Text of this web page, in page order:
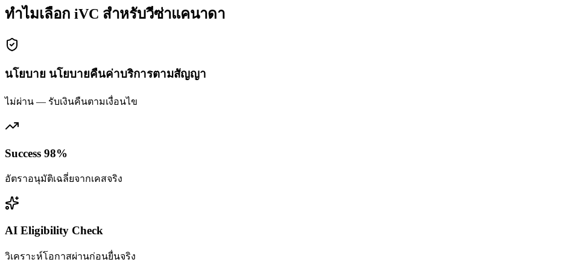
ทำไมเลือก iVC สำหรับวีซ่าแคนาดา
นโยบาย นโยบายคืนค่าบริการตามสัญญา
ไม่ผ่าน — รับเงินคืนตามเงื่อนไข
Success 98%
อัตราอนุมัติเฉลี่ยจากเคสจริง
AI Eligibility Check
วิเคราะห์โอกาสผ่านก่อนยื่นจริง